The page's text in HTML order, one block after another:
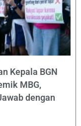
Kepala BGN
MBG,
dengan